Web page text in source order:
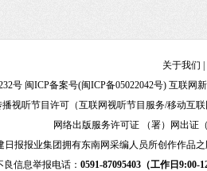
关于我们
号 闽ICP备案号(闽ICP备05022042号) 互联网
视听节目许可（互联网视听节目服务/移动互
网络出版服务许可证 （署）网出证
日报报业集团拥有东南网采编人员所创作作品
信息举报电话： 0591-87095403（工作日9:00-